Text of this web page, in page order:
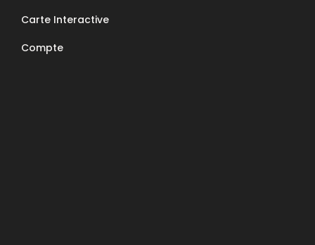
Carte Interactive
Compte
E-Mail : contact@apcc6570.fr
Téléphone : 06 85 81 94 56